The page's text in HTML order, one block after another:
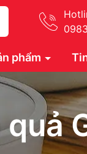
phẩm